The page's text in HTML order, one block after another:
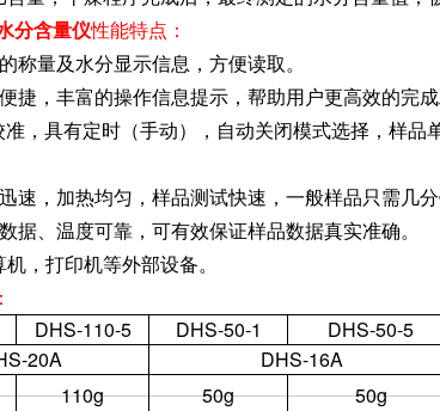
分含量仪性能特点：
称量及水分显示信息，方便读取。
捷，丰富的操作信息提示，帮助用户更高效的完成
，具有定时（手动），自动关闭模式选择，样品
速，加热均匀，样品测试快速，一般样品只需几分
、温度可靠，可有效保证样品数据真实准确。
，打印机等外部设备。
DHS-110-5 DHS-50-1
DHS-50-5
20A
DHS-16A
110g 50g 50g